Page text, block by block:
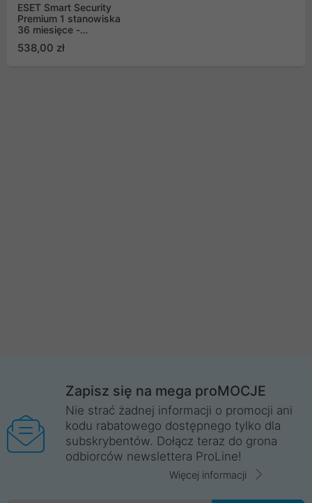
ESET Smart Security
Premium 1 stanowiska
36 miesięce -
538,00 zł
Zapisz się na mega proMOCJE
Nie strać żadnej informacji o promocji ani
kodu rabatowego dostępnego tylko dla
subskrybentów. Dołącz teraz do grona
odbiorców newslettera ProLine!
Więcej informacji